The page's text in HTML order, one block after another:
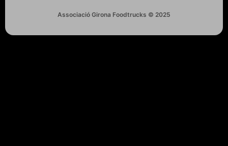
Associació Girona Foodtrucks © 2025